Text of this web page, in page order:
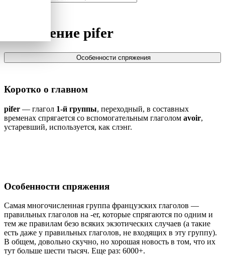
Спряжение pifer
Особенности спряжения
Коротко о главном
pifer — глагол 1-й группы, переходный, в составных
временах спрягается со вспомогательным глаголом avoir,
устаревший, используется, как слэнг.
Особенности спряжения
Самая многочисленная группа французских глаголов —
правильных глаголов на -er, которые спрягаются по одним и
тем же правилам безо всяких экзотических случаев (а такие
есть даже у правильных глаголов, не входящих в эту группу).
В общем, довольно скучно, но хорошая новость в том, что их
тут больше шести тысяч. Еще раз: 6000+.